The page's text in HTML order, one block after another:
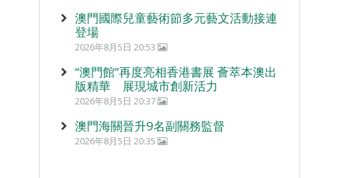
澳門國際兒童藝術節多元藝文活動接連
登場
2026年8月5日 20:53
“澳門館”再度亮相香港書展 薈萃本澳出
版精華 展現城市創新活力
2026年8月5日 20:37
澳門海關晉升9名副關務監督
2026年8月5日 20:35